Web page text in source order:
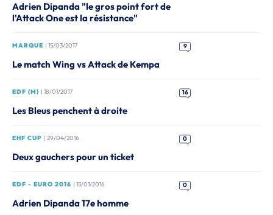
Adrien Dipanda "le gros point fort de
l'Attack One est la résistance"
MARQUE | 15/03/2017 9
Le match Wing vs Attack de Kempa
EDF (M) | 18/01/2017 16
Les Bleus penchent à droite
EHF CUP | 29/04/2016 0
Deux gauchers pour un ticket
EDF - EURO 2016 | 15/01/2016 0
Adrien Dipanda 17e homme